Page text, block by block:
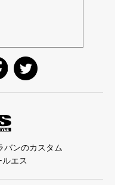
ンのカスタム
エス